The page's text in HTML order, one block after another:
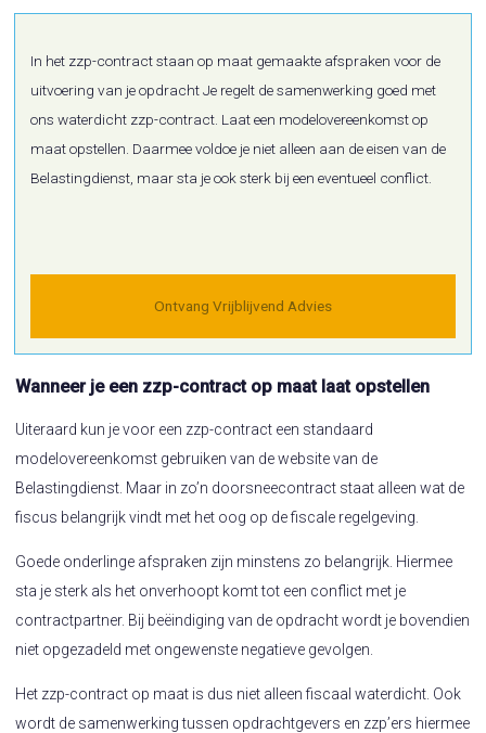
In het zzp-contract staan op maat gemaakte afspraken voor de
uitvoering van je opdracht Je regelt de samenwerking goed met
ons waterdicht zzp-contract. Laat een modelovereenkomst op
maat opstellen. Daarmee voldoe je niet alleen aan de eisen van de
Belastingdienst, maar sta je ook sterk bij een eventueel conflict.
Ontvang Vrijblijvend Advies
Wanneer je een zzp-contract op maat laat opstellen
Uiteraard kun je voor een zzp-contract een standaard
modelovereenkomst gebruiken van de website van de
Belastingdienst. Maar in zo’n doorsneecontract staat alleen wat de
fiscus belangrijk vindt met het oog op de fiscale regelgeving.
Goede onderlinge afspraken zijn minstens zo belangrijk. Hiermee
sta je sterk als het onverhoopt komt tot een conflict met je
contractpartner. Bij beëindiging van de opdracht wordt je bovendien
niet opgezadeld met ongewenste negatieve gevolgen.
Het zzp-contract op maat is dus niet alleen fiscaal waterdicht. Ook
wordt de samenwerking tussen opdrachtgevers en zzp’ers hiermee